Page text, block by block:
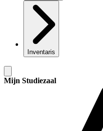
Inventaris
Mijn Studiezaal